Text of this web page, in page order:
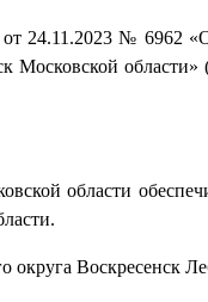
от 24.11.2023 № 6962
Московской
области
округа Воскресенск